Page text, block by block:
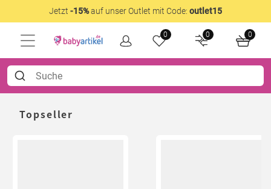
Jetzt -15%auf unser Outlet mit Code: outlet15
0 0 0
Topseller